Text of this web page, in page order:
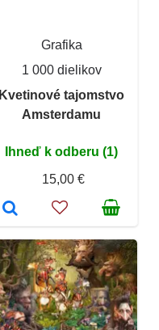
Grafika
1 000 dielikov
Kvetinové tajomstvo
Amsterdamu
Ihneď k odberu (1)
15,00 €